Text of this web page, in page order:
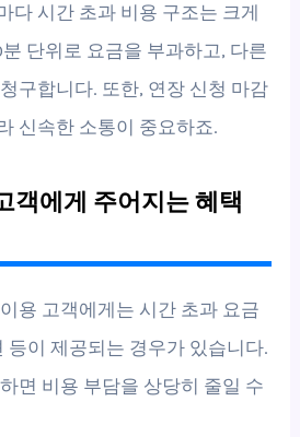
다 시간 초과 비용 구조는 크게
단위로 요금을 부과하고, 다른
구합니다. 또한, 연장 신청 마감
신속한 소통이 중요하죠.
객에게 주어지는 혜택
용 고객에게는 시간 초과 요금
등이 제공되는 경우가 있습니다.
면 비용 부담을 상당히 줄일 수